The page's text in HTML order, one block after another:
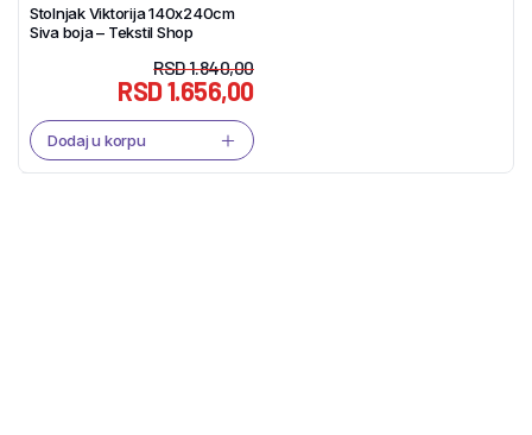
Stolnjak Viktorija 140x240cm
Siva boja – Tekstil Shop
RSD1.840,00
RSD1.656,00
Dodaj u korpu